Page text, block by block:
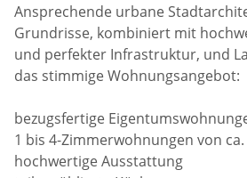
Ansprechende urbane
Grundrisse, kombiniert mit
und perfekter Infrastruktur, und
das stimmige Wohnungsangebot:
bezugsfertige
1 bis 4-Zimmerwohnungen von ca.
hochwertige Ausstattung